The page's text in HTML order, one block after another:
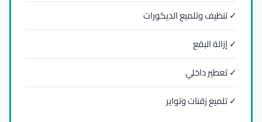
✓ تنظيف وتلميع الديكورات
✓ إزالة البقع
✓ تعطير داخلي
✓ تلميع زقنات وتواير